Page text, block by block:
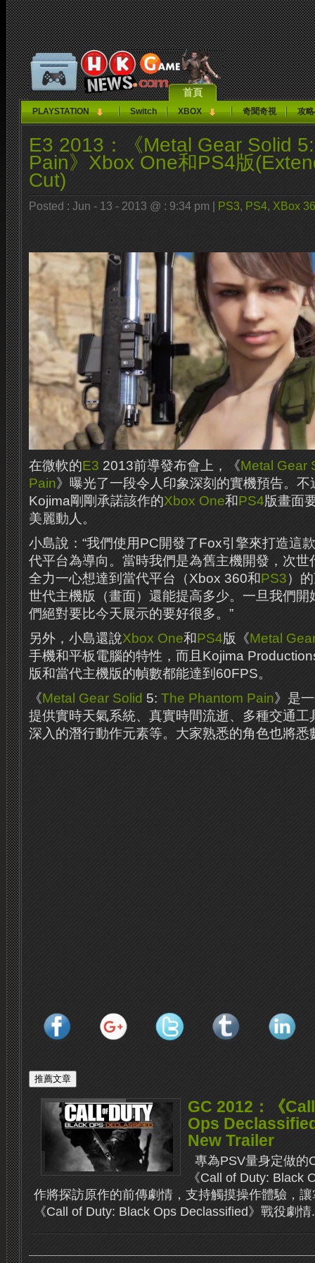
首頁
PLAYSTATION Switch XBOX 奇聞奇視 攻
E3 2013：《Metal Gear Solid
Pain》Xbox One和PS4版
Cut)
Posted : Jun - 13 - 2013 @ : 9:34 pm | PS3, PS4, XBox
在微軟的E3 2013前導發布會上，《Metal Gear
Pain》曝光了一段令人印象深刻的實機預告。不
Kojima剛剛承諾該作的Xbox One和PS4版畫面
美麗動人。
小島說：“我們使用PC開發了Fox引擎來打造這
代平台為導向。當時我們是為舊主機開發，次世
全力一心想達到當代平台（Xbox 360和PS3）
世代主機版（畫面）還能提高多少。一旦我們開
們絕對要比今天展示的要好很多。”
另外，小島還說Xbox One和PS4版《Metal
手機和平板電腦的特性，而且Kojima
版和當代主機版的幀數都能達到60FPS。
《Metal Gear Solid 5: The Phantom Pain》是
提供實時天氣系統、真實時間流逝、多種交通
深入的潛行動作元素等。 大家熟悉的角色也將悉
GC 2012：《
Ops
New Trailer
專為PSV量身定做的
《Call of Duty: Black
作將探訪原作的前傳劇情，支持觸摸操作體驗，
《Call of Duty: Black Ops Declassified》戰役劇情